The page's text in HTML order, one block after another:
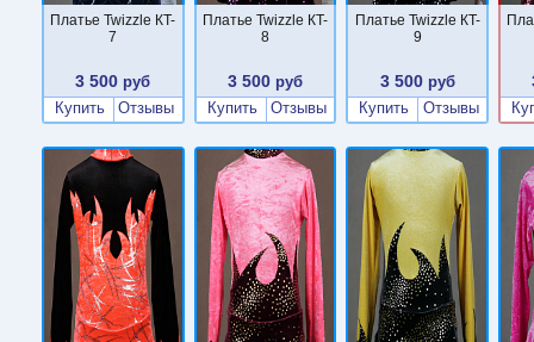
Платье Twizzle КT-
7
3 500 руб
Купить
Отзывы
Платье Twizzle КT-
8
3 500 руб
Купить
Отзывы
Платье Twizzle КT-
9
3 500руб
Купить
Отзывы